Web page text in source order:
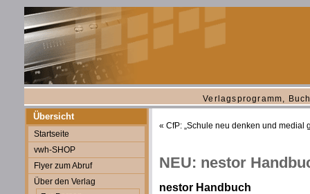
Verlagsprogramm,
Übersicht
Startseite
vwh-SHOP
Flyer zum Abruf
Über den Verlag
« CfP: „Schule neu denken und medial
NEU: nestor
nestor Handbuch